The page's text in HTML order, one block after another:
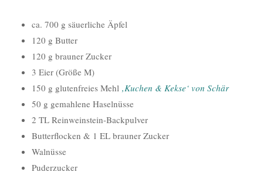
ca. 700 g säuerliche Äpfel
120 g Butter
120 g brauner Zucker
3 Eier (Größe M)
150 g glutenfreies Mehl ‚Kuchen & Kekse‘ von Schär
50 g gemahlene Haselnüsse
2 TL Reinweinstein-Backpulver
Butterflocken & 1 EL brauner Zucker
Walnüsse
Puderzucker